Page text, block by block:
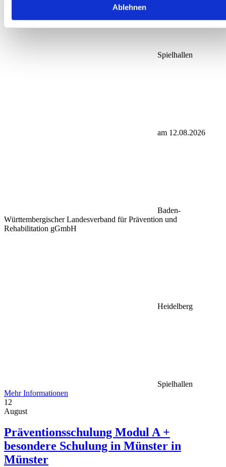
Ablehnen
Spielhallen
am 12.08.2026
Baden-
Württembergischer Landesverband für Prävention und
Rehabilitation gGmbH
Heidelberg
Spielhallen
Mehr Informationen
12
August
Präventionsschulung Modul A +
besondere Schulung in Münster in
Münster